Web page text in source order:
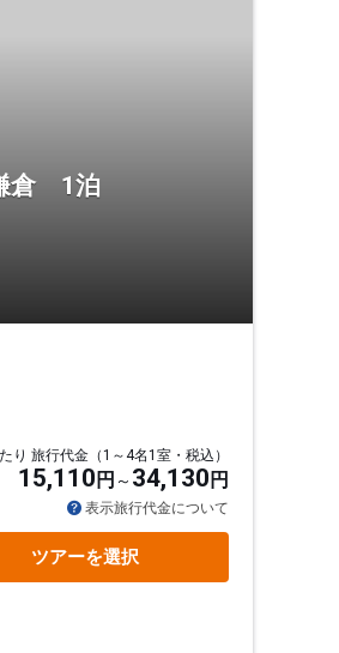
倉 1泊
り 旅行代金（1～4名1室・税込）
15,110 円 34,130 円
表示旅行代金について
ツアーを選択